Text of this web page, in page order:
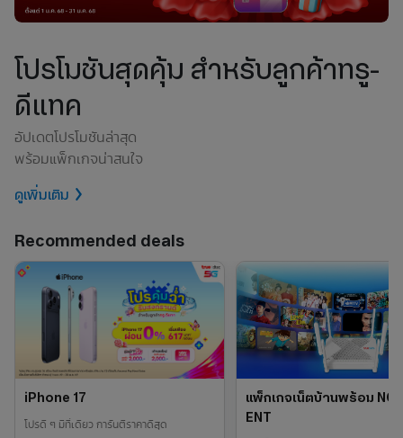
โปรโมชันสุดคุ้ม สำหรับลูกค้าทรู-
ดีแทค
อัปเดตโปรโมชันล่าสุด
พร้อมแพ็กเกจน่าสนใจ
ดูเพิ่มเติม
Recommended deals
iPhone 17
โปรดี ๆ มีที่เดียว การันตีราคาดีสุด
แพ็กเกจเน็ตบ้านพร้อม
ENT